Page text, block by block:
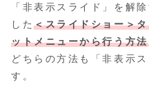
「非表示スライド」を解
した＜スライドショー＞
ットメニューから行う方法
どちらの方法も「非表示
す。